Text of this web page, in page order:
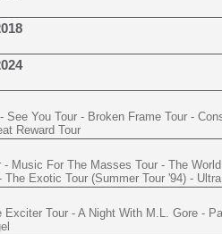
See You Tour - Broken Frame Tour -
Reward Tour
- Music For The Masses Tour - The
The Exotic Tour (Summer Tour '94) -
Exciter Tour - A Night With M.L. Gore -